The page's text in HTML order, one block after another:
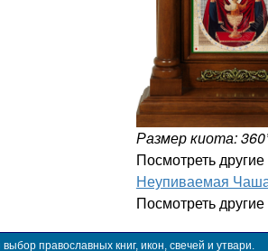
Размер киота:
Посмотреть
Неупиваемая
Посмотреть
православных книг, икон, свечей и утвари.